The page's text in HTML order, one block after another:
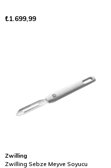
₺1.699,99
Zwilling
Zwilling Sebze Meyve Soyucu